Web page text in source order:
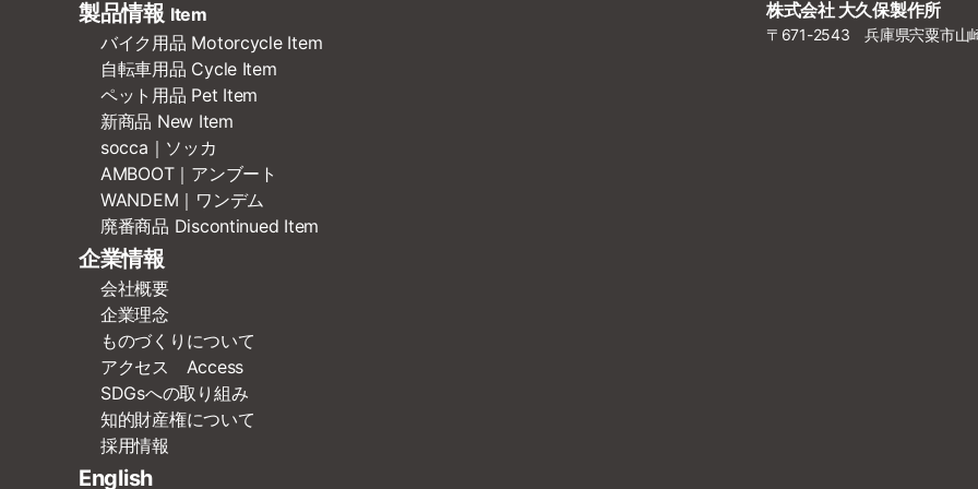
製品情報 Item
バイク用品 Motorcycle Item
自転車用品 Cycle Item
ペット用品 Pet Item
新商品 New Item
socca｜ソッカ
AMBOOT｜アンブート
WANDEM｜ワンデム
廃番商品 Discontinued Item
企業情報
会社概要
企業理念
ものづくりについて
アクセス Access
SDGsへの取り組み
知的財産権について
採用情報
English
株式会社 大久保製作所
〒671-2543 兵庫県宍粟市山